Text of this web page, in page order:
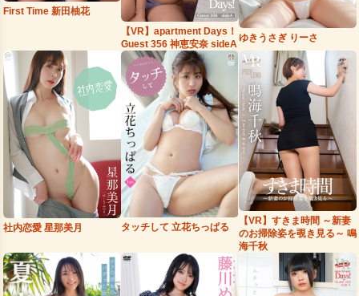
First Time 新田柚花
【VR】apartment Days！
Guest 356 神恵安奈 sideA
ゆきうさぎ りーさ
社内恋愛 星那美月 タッチして 立花ちっぱる
【VR】すきま時間 ～新妻
のお掃除姿を覗き見る～ 鳴
海千秋